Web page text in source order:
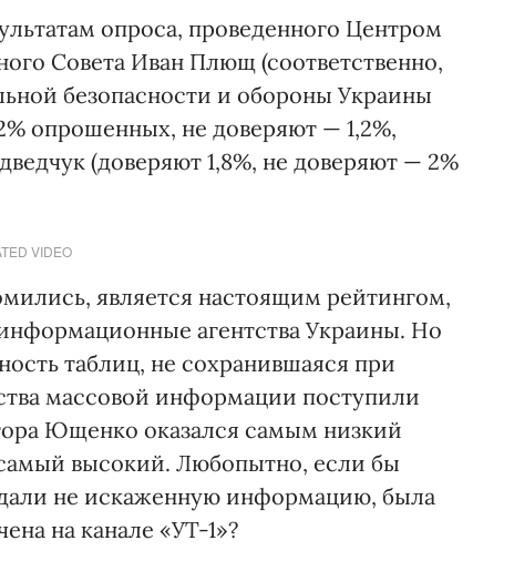
опроса, проведенного Центром
Совета Иван Плющ (соответственно,
безопасности и обороны Украины
опрошенных, не доверяют — 1,2%,
(доверяют 1,8%, не доверяют — 2%
VIDEO
является настоящим рейтингом,
агентства Украины. Но
таблиц, не сохранившаяся при
массовой информации поступили
Ющенко оказался самым низкий
высокий. Любопытно, если бы
не искаженную информацию, была
на канале «УТ-1»?